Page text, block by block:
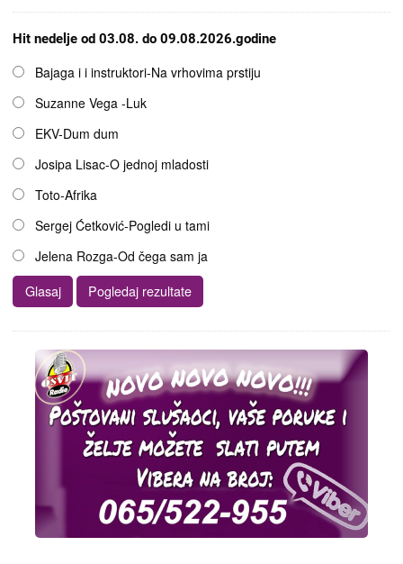
Hit nedelje od 03.08. do 09.08.2026.godine
OpcijeBajaga i i instruktori-Na vrhovima prstiju
Suzanne Vega -Luk
EKV-Dum dum
Josipa Lisac-O jednoj mladosti
Toto-Afrika
Sergej Ćetković-Pogledi u tami
Jelena Rozga-Od čega sam ja